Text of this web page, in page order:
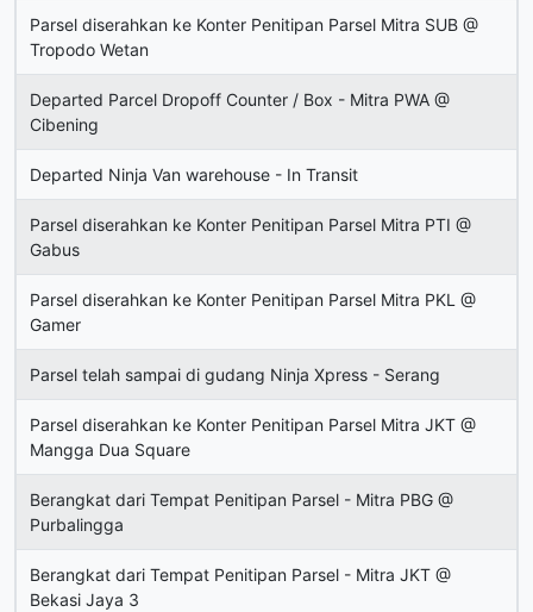
Parsel diserahkan ke Konter Penitipan Parsel Mitra SUB @
Tropodo Wetan
Departed Parcel Dropoff Counter / Box - Mitra PWA @
Cibening
Departed Ninja Van warehouse - In Transit
Parsel diserahkan ke Konter Penitipan Parsel Mitra PTI @
Gabus
Parsel diserahkan ke Konter Penitipan Parsel Mitra PKL @
Gamer
Parsel telah sampai di gudang Ninja Xpress - Serang
Parsel diserahkan ke Konter Penitipan Parsel Mitra JKT @
Mangga Dua Square
Berangkat dari Tempat Penitipan Parsel - Mitra PBG @
Purbalingga
Berangkat dari Tempat Penitipan Parsel - Mitra JKT @
Bekasi Jaya 3